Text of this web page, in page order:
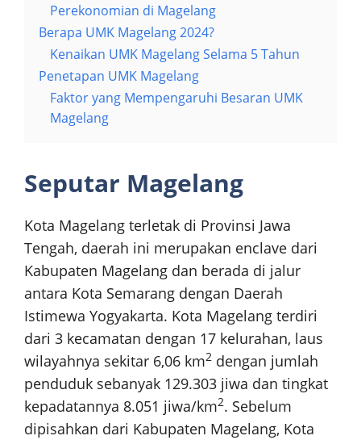
Perekonomian di Magelang
Berapa UMK Magelang 2024?
Kenaikan UMK Magelang Selama 5 Tahun
Penetapan UMK Magelang
Faktor yang Mempengaruhi Besaran UMK
Magelang
Seputar Magelang
Kota Magelang terletak di Provinsi Jawa
Tengah, daerah ini merupakan enclave dari
Kabupaten Magelang dan berada di jalur
antara Kota Semarang dengan Daerah
Istimewa Yogyakarta. Kota Magelang terdiri
dari 3 kecamatan dengan 17 kelurahan, laus
wilayahnya sekitar 6,06 km2 dengan jumlah
penduduk sebanyak 129.303 jiwa dan tingkat
kepadatannya 8.051 jiwa/km2. Sebelum
dipisahkan dari Kabupaten Magelang, Kota